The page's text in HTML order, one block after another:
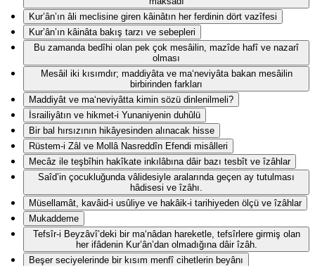
Kur’ân’ın âli meclisine giren kâinâtın her ferdinin dört vazîfesi
Kur’ân’ın kâinâta bakış tarzı ve sebepleri
Bu zamanda bedîhi olan pek çok mesâilin, mazîde hafî ve nazarî
olması
Mesâil iki kısımdır; maddiyâta ve ma‘neviyâta bakan mesâilin
birbirinden farkları
Maddiyât ve ma‘neviyâtta kimin sözü dinlenilmeli?
İsrailiyâtın ve hikmet-i Yunaniyenin duhûlü
Bir bal hırsızının hikâyesinden alınacak hisse
Rüstem-i Zâl ve Mollâ Nasreddîn Efendi misâlleri
Mecâz ile teşbîhin hakîkate inkılâbına dâir bazı tesbît ve îzâhlar
Saîd’in çocukluğunda vâlidesiyle aralarında geçen ay tutulması
hâdisesi ve îzâhı.
Müsellamât, kavâid-i usûliye ve hakâik-i tarihiyeden ölçü ve îzâhlar
Mukaddeme
Tefsîr-i Beyzâvî’deki bir ma‘nâdan hareketle, tefsîrlere girmiş olan
her ifâdenin Kur’ân’dan olmadığına dâir îzâh.
Beşer seciyelerinde bir kısım menfî cihetlerin beyânı